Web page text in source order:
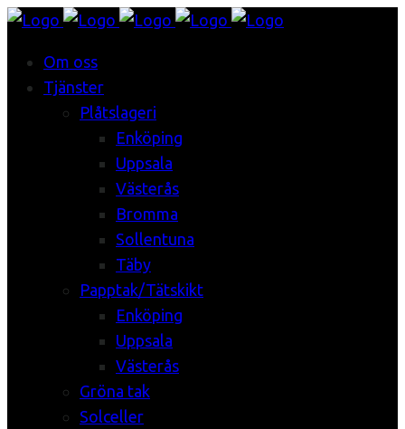
Om oss
Tjänster
Plåtslageri
Enköping
Uppsala
Västerås
Bromma
Sollentuna
Täby
Papptak/Tätskikt
Enköping
Uppsala
Västerås
Gröna tak
Solceller